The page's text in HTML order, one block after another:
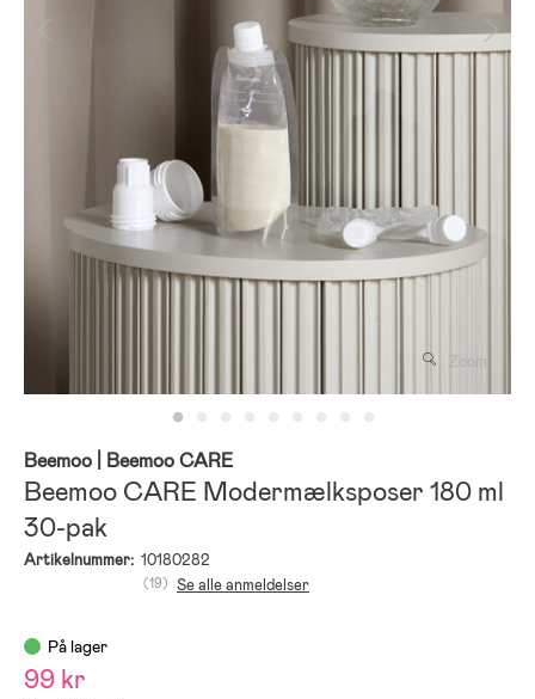
Zoom
Beemoo | Beemoo CARE
Beemoo CARE Modermælksposer 180 ml
30-pak
Artikelnummer: 10180282
(19) Se alle anmeldelser
På lager
99 kr